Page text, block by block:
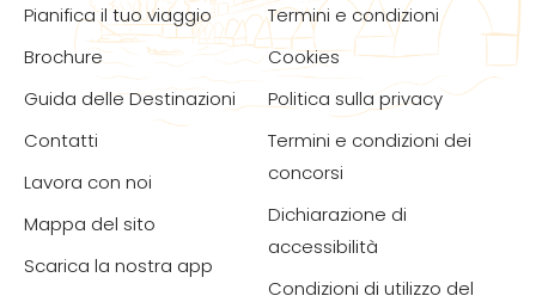
Pianifica il tuo viaggio
Brochure
Guida delle Destinazioni
Contatti
Lavora con noi
Mappa del sito
Scarica la nostra app
Termini e condizioni
Cookies
Politica sulla privacy
Termini e condizioni dei
concorsi
Dichiarazione di
accessibilità
Condizioni di utilizzo del